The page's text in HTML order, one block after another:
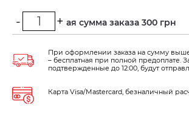
Минимальная сумма заказа 300 грн
- +
При оформлении заказа на сумму выше
– бесплатная при полной предоплате.
подтвержденные до 12:00, будут
Карта Visa/Mastercard, безналичный